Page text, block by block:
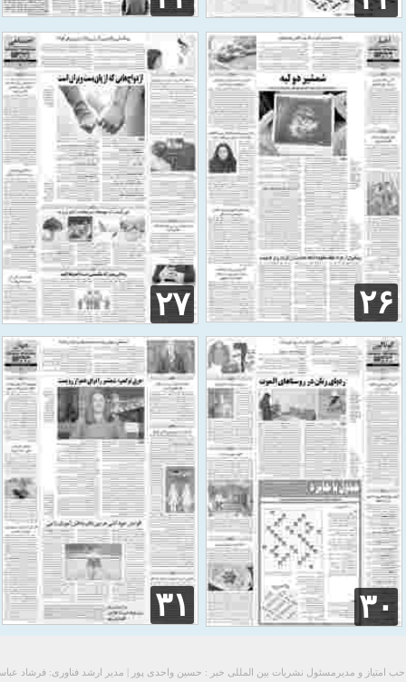
۲۶ ۲۷
۳۰ ۳۱
امتیاز و مدیرمسئول نشریات بین المللی خبر : حسین واحدی پور | مدیر ارشد فناوری: فرشاد